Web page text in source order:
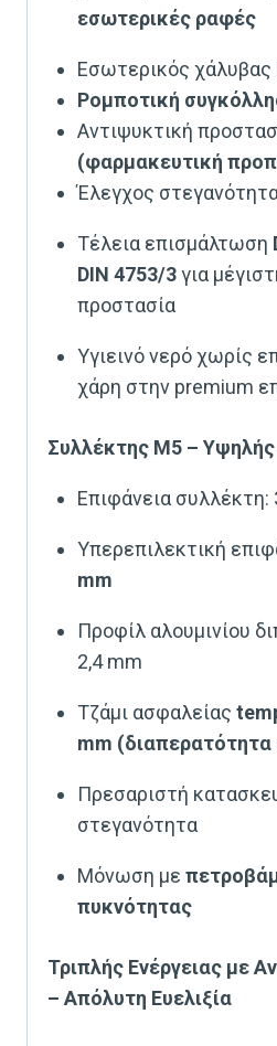
εσωτερικές ραφές
Εσωτερικός χάλυβας
Ρομποτική
Αντιψυκτική
(φαρμακευτική
Έλεγχος
Τέλεια επισμάλτωση
DIN 4753/3για
προστασία
Υγιεινό νερό χωρίς
χάρη στην premium
Συλλέκτης M5 –
Επιφάνεια συλλέκτη:
Υπερεπιλεκτική
mm
Προφίλ αλουμινίου
2,4 mm
Τζάμι ασφαλείας
mm (διαπερατότητα
Πρεσαριστή
στεγανότητα
Μόνωση με
πυκνότητας
Τριπλής Ενέργειας με
– Απόλυτη Ευελιξία